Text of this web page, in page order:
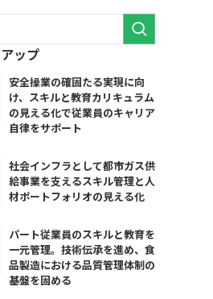
ップ
安全操業の確固たる実現に向
け、スキルと教育カリキュラム
の見える化で従業員のキャリア
自律をサポート
社会インフラとして都市ガス供
給事業を支えるスキル管理と人
材ポートフォリオの見える化
パート従業員のスキルと教育を
一元管理。技術伝承を進め、食
品製造における品質管理体制の
基盤を固める